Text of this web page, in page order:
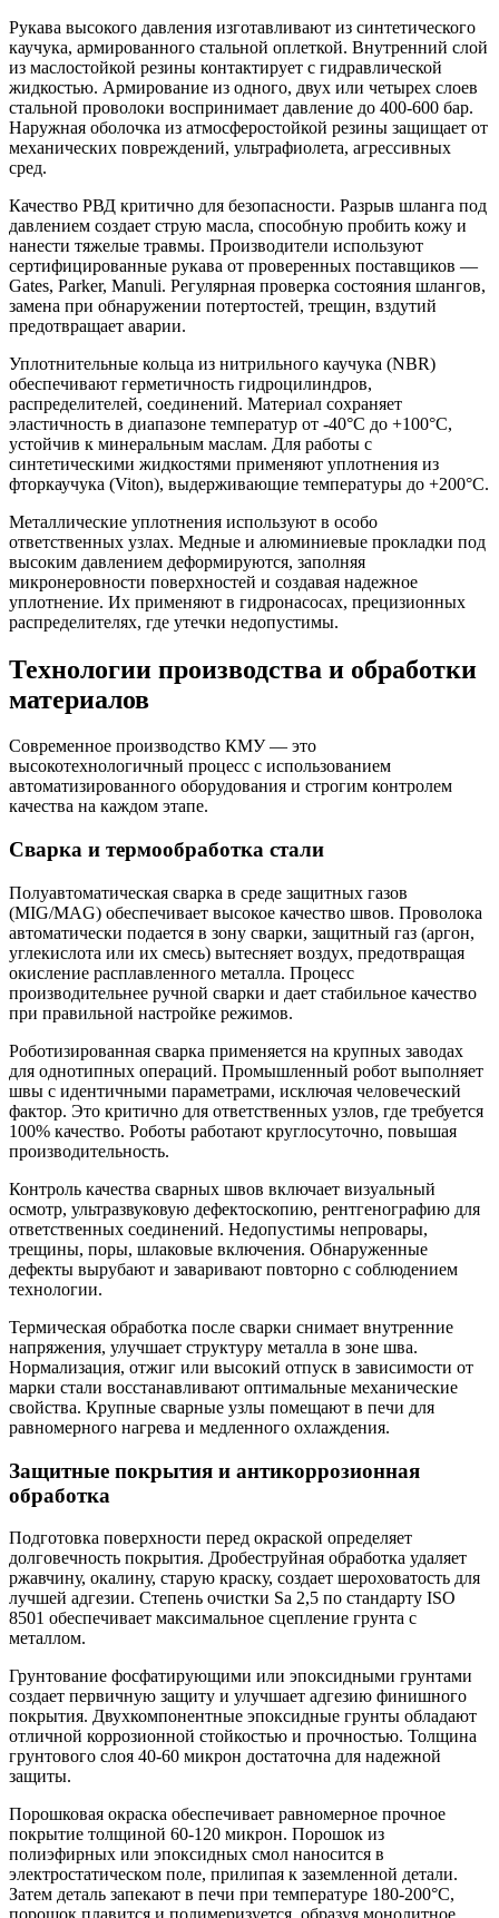
Рукава высокого давления изготавливают из синтетического
каучука, армированного стальной оплеткой. Внутренний слой
из маслостойкой резины контактирует с гидравлической
жидкостью. Армирование из одного, двух или четырех слоев
стальной проволоки воспринимает давление до 400-600 бар.
Наружная оболочка из атмосферостойкой резины защищает от
механических повреждений, ультрафиолета, агрессивных
сред.
Качество РВД критично для безопасности. Разрыв шланга под
давлением создает струю масла, способную пробить кожу и
нанести тяжелые травмы. Производители используют
сертифицированные рукава от проверенных поставщиков —
Gates, Parker, Manuli. Регулярная проверка состояния шлангов,
замена при обнаружении потертостей, трещин, вздутий
предотвращает аварии.
Уплотнительные кольца из нитрильного каучука (NBR)
обеспечивают герметичность гидроцилиндров,
распределителей, соединений. Материал сохраняет
эластичность в диапазоне температур от -40°C до +100°C,
устойчив к минеральным маслам. Для работы с
синтетическими жидкостями применяют уплотнения из
фторкаучука (Viton), выдерживающие температуры до +200°C.
Металлические уплотнения используют в особо
ответственных узлах. Медные и алюминиевые прокладки под
высоким давлением деформируются, заполняя
микронеровности поверхностей и создавая надежное
уплотнение. Их применяют в гидронасосах, прецизионных
распределителях, где утечки недопустимы.
Технологии производства и обработки
материалов
Современное производство КМУ — это
высокотехнологичный процесс с использованием
автоматизированного оборудования и строгим контролем
качества на каждом этапе.
Сварка и термообработка стали
Полуавтоматическая сварка в среде защитных газов
(MIG/MAG) обеспечивает высокое качество швов. Проволока
автоматически подается в зону сварки, защитный газ (аргон,
углекислота или их смесь) вытесняет воздух, предотвращая
окисление расплавленного металла. Процесс
производительнее ручной сварки и дает стабильное качество
при правильной настройке режимов.
Роботизированная сварка применяется на крупных заводах
для однотипных операций. Промышленный робот выполняет
швы с идентичными параметрами, исключая человеческий
фактор. Это критично для ответственных узлов, где требуется
100% качество. Роботы работают круглосуточно, повышая
производительность.
Контроль качества сварных швов включает визуальный
осмотр, ультразвуковую дефектоскопию, рентгенографию для
ответственных соединений. Недопустимы непровары,
трещины, поры, шлаковые включения. Обнаруженные
дефекты вырубают и заваривают повторно с соблюдением
технологии.
Термическая обработка после сварки снимает внутренние
напряжения, улучшает структуру металла в зоне шва.
Нормализация, отжиг или высокий отпуск в зависимости от
марки стали восстанавливают оптимальные механические
свойства. Крупные сварные узлы помещают в печи для
равномерного нагрева и медленного охлаждения.
Защитные покрытия и антикоррозионная
обработка
Подготовка поверхности перед окраской определяет
долговечность покрытия. Дробеструйная обработка удаляет
ржавчину, окалину, старую краску, создает шероховатость для
лучшей адгезии. Степень очистки Sa 2,5 по стандарту ISO
8501 обеспечивает максимальное сцепление грунта с
металлом.
Грунтование фосфатирующими или эпоксидными грунтами
создает первичную защиту и улучшает адгезию финишного
покрытия. Двухкомпонентные эпоксидные грунты обладают
отличной коррозионной стойкостью и прочностью. Толщина
грунтового слоя 40-60 микрон достаточна для надежной
защиты.
Порошковая окраска обеспечивает равномерное прочное
покрытие толщиной 60-120 микрон. Порошок из
полиэфирных или эпоксидных смол наносится в
электростатическом поле, прилипая к заземленной детали.
Затем деталь запекают в печи при температуре 180-200°C,